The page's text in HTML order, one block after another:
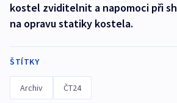
kostel zviditelnit a napomoci při
na opravu statiky kostela.
ŠTÍTKY
Archiv ČT24